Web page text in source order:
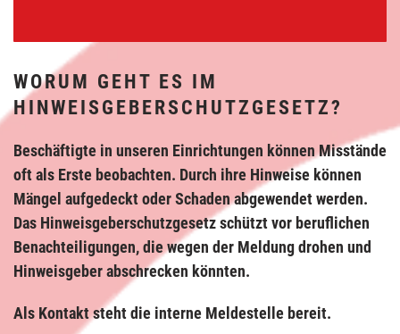
WORUM GEHT ES IM
HINWEISGEBERSCHUTZGESETZ?
Beschäftigte in unseren Einrichtungen können Misstände
oft als Erste beobachten. Durch ihre Hinweise können
Mängel aufgedeckt oder Schaden abgewendet werden.
Das Hinweisgeberschutzgesetz schützt vor beruflichen
Benachteiligungen, die wegen der Meldung drohen und
Hinweisgeber abschrecken könnten.
Als Kontakt steht die interne Meldestelle bereit.